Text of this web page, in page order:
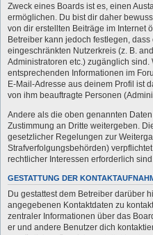
Zweck eines Boards ist es, einen
ermöglichen. Du bist dir daher
von dir erstellten Beiträge im Internet
Betreiber kann jedoch festlegen,
eingeschränkten Nutzerkreis (z. B.
Administratoren etc.) zugänglich
entsprechenden Informationen im
E-Mail-Adresse aus deinem Profil ist
von ihm beauftragte Personen
Andere als die oben genannten
Zustimmung an Dritte weitergeben.
gesetzlicher Regelungen zur
Strafverfolgungsbehörden)
rechtlicher Interessen erforderlich sind.
GESTATTUNG DER
Du gestattest dem Betreiber darüber
angegebenen Kontaktdaten zu
zentraler Informationen über das
er und andere Benutzer dich